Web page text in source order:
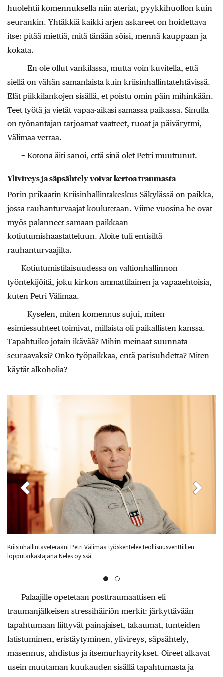
huolehtii komennuksella niin ateriat, pyykkihuollon kuin
seurankin. Yhtäkkiä kaikki arjen askareet on hoidettava
itse: pitää miettiä, mitä tänään söisi, mennä kauppaan ja
kokata.
− En ole ollut vankilassa, mutta voin kuvitella, että
siellä on vähän samanlaista kuin kriisinhallintatehtävissä.
Elät piikkilankojen sisällä, et poistu omin päin mihinkään.
Teet työtä ja vietät vapaa-aikasi samassa paikassa. Sinulla
on työnantajan tarjoamat vaatteet, ruoat ja päivärytmi,
Välimaa vertaa.
− Kotona äiti sanoi, että sinä olet Petri muuttunut.
Ylivireys ja säpsähtely voivat kertoa traumasta
Porin prikaatin Kriisinhallintakeskus Säkylässä on paikka,
jossa rauhanturvaajat koulutetaan. Viime vuosina he ovat
myös palanneet samaan paikkaan
kotiutumishaastatteluun. Aloite tuli entisiltä
rauhanturvaajilta.
Kotiutumistilaisuudessa on valtionhallinnon
työntekijöitä, joku kirkon ammattilainen ja vapaaehtoisia,
kuten Petri Välimaa.
− Kyselen, miten komennus sujui, miten
esimiessuhteet toimivat, millaista oli paikallisten kanssa.
Tapahtuiko jotain ikävää? Mihin meinaat suunnata
seuraavaksi? Onko työpaikkaa, entä parisuhdetta? Miten
käytät alkoholia?
Petri Välimaan arkistokuvassa jaetaan ehtoollista Libanonissa vuonna 1983.
Sielunhoito kuuluu sotilaspapin työhön.
Palaajille opetetaan posttraumaattisen eli
traumanjälkeisen stressihäiriön merkit: järkyttävään
tapahtumaan liittyvät painajaiset, takaumat, tunteiden
latistuminen, eristäytyminen, ylivireys, säpsähtely,
masennus, ahdistus ja itsemurhayritykset. Oireet alkavat
usein muutaman kuukauden sisällä tapahtumasta ja